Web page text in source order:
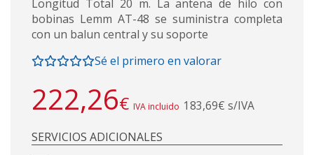
Longitud Total 20 m. La antena de hilo con
bobinas Lemm AT-48 se suministra completa
con un balun central y su soporte
Sé el primero en valorar
222,26€ IVA incluido 183,69€ s/IVA
SERVICIOS ADICIONALES